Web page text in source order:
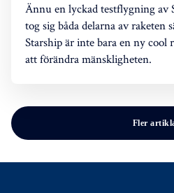
Ännu en lyckad testflygning av
tog sig båda delarna av raketen
Starship är inte bara en ny cool
att förändra mänskligheten.
Fler